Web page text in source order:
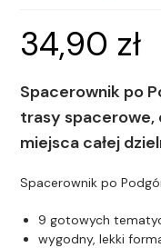
34,90 zł
Spacerownik po
trasy spacerowe,
miejsca całej
Spacerownik po
9 gotowych
wygodny, lekki